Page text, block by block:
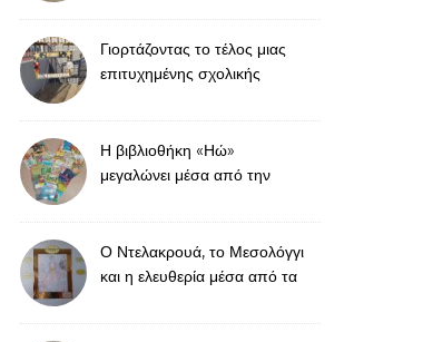
Γιορτάζοντας το τέλος μιας
επιτυχημένης σχολικής
Η βιβλιοθήκη «Ηώ»
μεγαλώνει μέσα από την
Ο Ντελακρουά, το Μεσολόγγι
και η ελευθερία μέσα από τα